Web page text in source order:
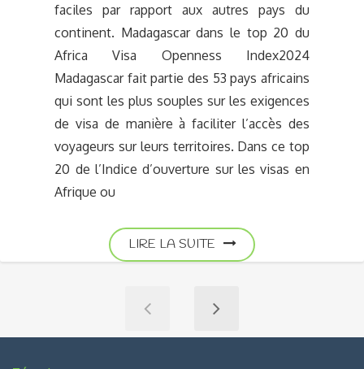
faciles par rapport aux autres pays du
continent. Madagascar dans le top 20 du
Africa Visa Openness Index2024
Madagascar fait partie des 53 pays africains
qui sont les plus souples sur les exigences
de visa de manière à faciliter l’accès des
voyageurs sur leurs territoires. Dans ce top
20 de l’Indice d’ouverture sur les visas en
Afrique ou
LIRE LA SUITE